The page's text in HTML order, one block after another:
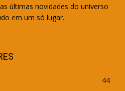
últimas novidades do universo
em um só lugar.
44